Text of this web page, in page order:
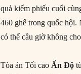
quả kiểm phiếu cuối
460 ghế trong quốc hội.
có thể câu giờ không
Tòa án Tối cao Ấn Độ